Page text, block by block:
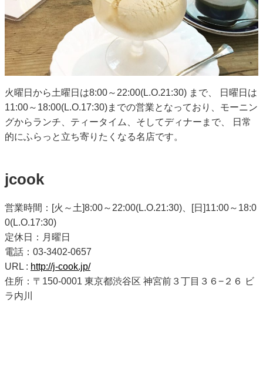
火曜日から土曜日は8:00～22:00(L.O.21:30) まで、 日曜日は
11:00～18:00(L.O.17:30)までの営業となっており、モーニン
グからランチ、ティータイム、そしてディナーまで、 日常
的にふらっと立ち寄りたくなる名店です。
jcook
営業時間：[火～土]8:00～22:00(L.O.21:30)、[日]11:00～18:0
0(L.O.17:30)
定休日：月曜日
電話：03-3402-0657
URL : http://j-cook.jp/
住所：〒150-0001 東京都渋谷区 神宮前３丁目３６−２６ ビ
ラ内川